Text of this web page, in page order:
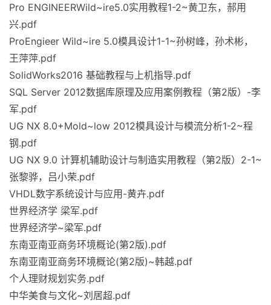
Pro ENGINEERWild~ire5.0实用教程1-2~黄卫东，郝用
兴.pdf
ProEngieer Wild~ire 5.0模具设计1-1~孙树峰，孙术彬，
王萍萍.pdf
SolidWorks2016 基础教程与上机指导.pdf
SQL Server 2012数据库原理及应用案例教程（第2版）-李
军.pdf
UG NX 8.0+Mold~low 2012模具设计与模流分析1-2~程
钢.pdf
UG NX 9.0 计算机辅助设计与制造实用教程（第2版）2-1~
张黎骅，吕小荣.pdf
VHDL数字系统设计与应用-黄卉.pdf
世界经济学 梁军.pdf
世界经济学~梁军.pdf
东南亚南亚商务环境概论(第2版).pdf
东南亚南亚商务环境概论(第2版)~韩越.pdf
个人理财规划实务.pdf
中华美食与文化~刘居超.pdf